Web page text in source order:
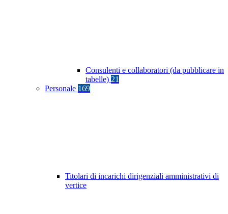
Consulenti e collaboratori (da pubblicare in
tabelle) 21
Personale 169
Titolari di incarichi dirigenziali amministrativi di
vertice